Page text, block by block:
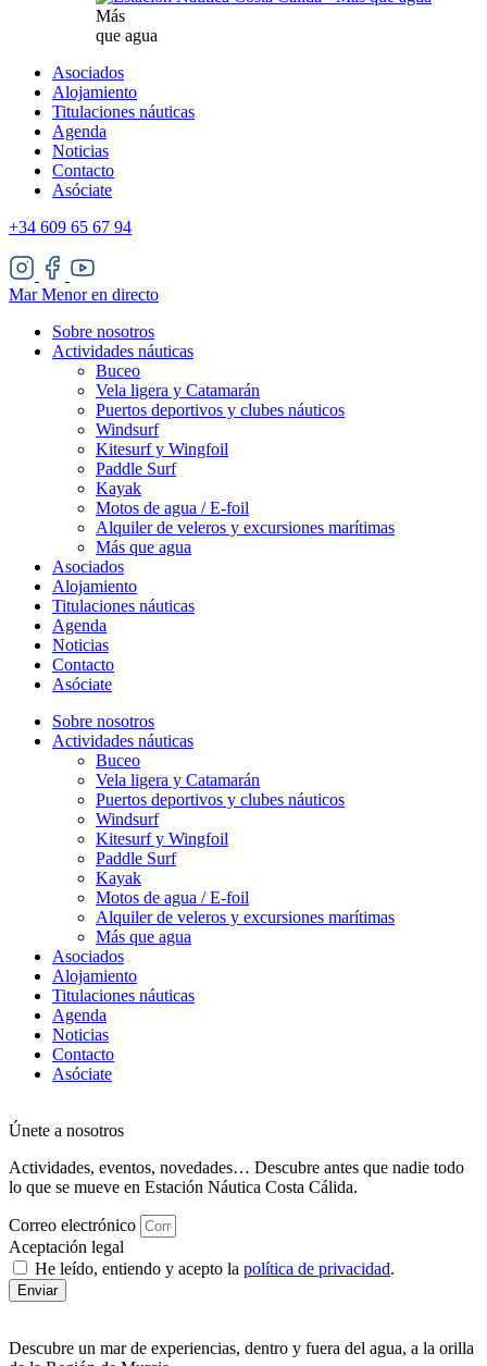
Más
que agua
Asociados
Alojamiento
Titulaciones náuticas
Agenda
Noticias
Contacto
Asóciate
+34 609 65 67 94
Mar Menor en directo
Sobre nosotros
Actividades náuticas
Buceo
Vela ligera y Catamarán
Puertos deportivos y clubes náuticos
Windsurf
Kitesurf y Wingfoil
Paddle Surf
Kayak
Motos de agua / E-foil
Alquiler de veleros y excursiones marítimas
Más que agua
Asociados
Alojamiento
Titulaciones náuticas
Agenda
Noticias
Contacto
Asóciate
Sobre nosotros
Actividades náuticas
Buceo
Vela ligera y Catamarán
Puertos deportivos y clubes náuticos
Windsurf
Kitesurf y Wingfoil
Paddle Surf
Kayak
Motos de agua / E-foil
Alquiler de veleros y excursiones marítimas
Más que agua
Asociados
Alojamiento
Titulaciones náuticas
Agenda
Noticias
Contacto
Asóciate
Únete a nosotros
Actividades, eventos, novedades… Descubre antes que nadie todo
lo que se mueve en Estación Náutica Costa Cálida.
Correo electrónico
Aceptación legal
He leído, entiendo y acepto la política de privacidad.
Enviar
Descubre un mar de experiencias, dentro y fuera del agua, a la orilla